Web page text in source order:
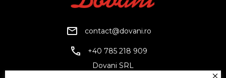
contact@dovani.ro
+40 785 218 909
Dovani SRL